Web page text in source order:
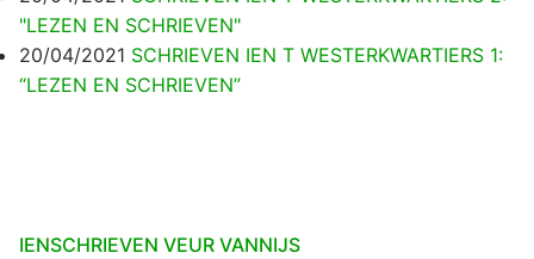
"LEZEN EN SCHRIEVEN"
20/04/2021 SCHRIEVEN IEN T WESTERKWARTIERS 1:
“LEZEN EN SCHRIEVEN”
IENSCHRIEVEN VEUR VANNIJS